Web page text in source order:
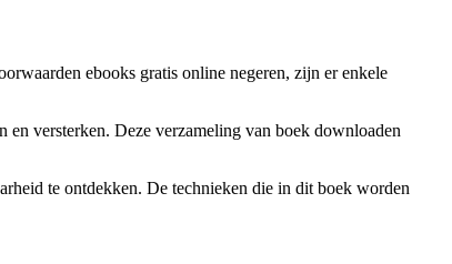
ebooks gratis online negeren, zijn er enkele
en versterken. Deze verzameling van boek downloaden
te ontdekken. De technieken die in dit boek worden